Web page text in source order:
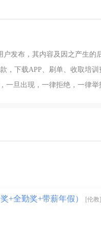
发布，其内容及因之产生的
，下载APP、刷单、收取培
一旦出现，一律拒绝，一律举
+全勤奖+带薪年假） [伦教]